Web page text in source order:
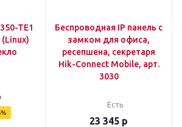
TE1
%
Беспроводная IP панель с
замком для офиса,
ресепшена, секретаря
Hik-Connect Mobile, арт.
3030
Есть
23 345 р